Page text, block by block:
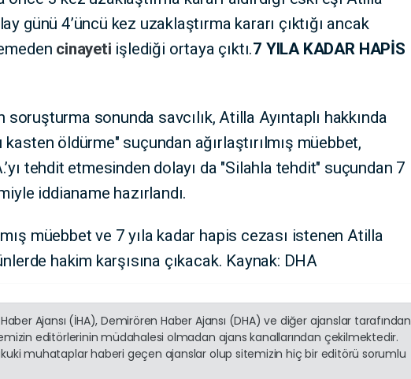
günü 4’üncü kez uzaklaştırma kararı çıktığı ancak
cinayeti işlediği ortaya çıktı.7 YILA KADAR HAPİS
soruşturma sonunda savcılık, Atilla Ayıntaplı hakkında
kasten öldürme" suçundan ağırlaştırılmış müebbet,
tehdit etmesinden dolayı da "Silahla tehdit" suçundan 7
iddianame hazırlandı.
müebbet ve 7 yıla kadar hapis cezası istenen Atilla
hakim karşısına çıkacak. Kaynak: DHA
Ajansı (İHA), Demirören Haber Ajansı (DHA) ve diğer ajanslar tarafından
editörlerinin müdahalesi olmadan ajans kanallarından çekilmektedir.
muhataplar haberi geçen ajanslar olup sitemizin hiç bir editörü sorumlu